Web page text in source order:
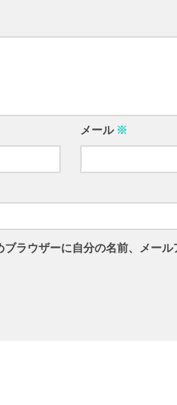
メール ※
ラウザーに自分の名前、メー